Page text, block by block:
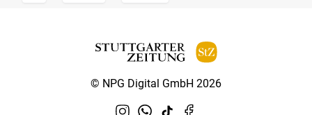
© NPG Digital GmbH 2026